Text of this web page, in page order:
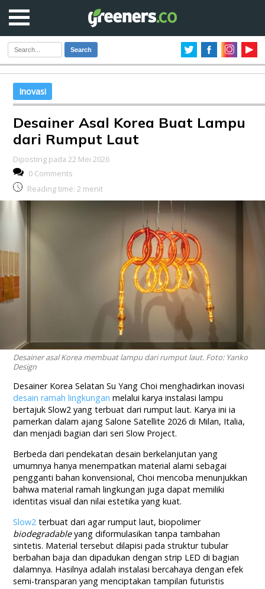
Search
Inovasi
Desainer Asal Korea Buat Lampu
dari Rumput Laut
Diposting pada 22 Mei 2026
0 Comments
Reading time: 2 menit
Desainer asal Korea membuat lampu dari rumput laut. Foto: Yanko
Design
Desainer Korea Selatan Su Yang Choi menghadirkan inovasi
desain ramah lingkungan melalui karya instalasi lampu
bertajuk Slow2 yang terbuat dari rumput laut. Karya ini ia
pamerkan dalam ajang Salone Satellite 2026 di Milan, Italia,
dan menjadi bagian dari seri Slow Project.
Berbeda dari pendekatan desain berkelanjutan yang
umumnya hanya menempatkan material alami sebagai
pengganti bahan konvensional, Choi mencoba menunjukkan
bahwa material ramah lingkungan juga dapat memiliki
identitas visual dan nilai estetika yang kuat.
Slow2 terbuat dari agar rumput laut, biopolimer
biodegradableyang diformulasikan tanpa tambahan
sintetis. Material tersebut dilapisi pada struktur tubular
berbahan baja dan dipadukan dengan strip LED di bagian
dalamnya. Hasilnya adalah instalasi bercahaya dengan efek
semi-transparan yang menciptakan tampilan futuristis